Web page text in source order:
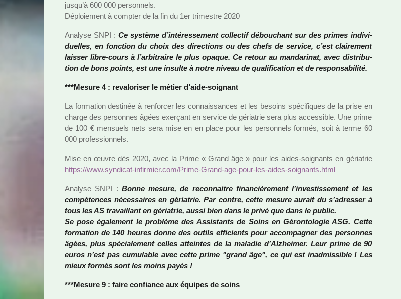
jusqu’à 600 000 per­son­nels.
Déploiement à comp­ter de la fin du 1er tri­mes­tre 2020
Analyse SNPI :Ce sys­tème d’inté­res­se­ment col­lec­tif débou­chant sur des primes indi­vi­
duel­les, en fonc­tion du choix des direc­tions ou des chefs de ser­vice, c’est clai­re­ment
lais­ser libre-cours à l’arbi­traire le plus opaque. Ce retour au man­da­ri­nat, avec dis­tri­bu­
tion de bons points, est une insulte à notre niveau de qua­li­fi­ca­tion et de res­pon­sa­bi­lité.
***Mesure 4 : reva­lo­ri­ser le métier d’aide-soi­gnant
La for­ma­tion des­ti­née à ren­for­cer les connais­san­ces et les besoins spé­ci­fi­ques de la prise en
charge des per­son­nes âgées exer­çant en ser­vice de géria­trie sera plus acces­si­ble. Une prime
de 100 € men­suels nets sera mise en en place pour les per­son­nels formés, soit à terme 60
000 pro­fes­sion­nels.
Mise en œuvre dès 2020, avec la Prime « Grand âge » pour les aides-soi­gnants en géria­trie
https://www.syn­di­cat-infir­mier.com/Prime-Grand-age-pour-les-aides-soi­gnants.html
Analyse SNPI : Bonne mesure, de reconnai­tre finan­ciè­re­ment l’inves­tis­se­ment et les
com­pé­ten­ces néces­sai­res en géria­trie. Par contre, cette mesure aurait du s’adres­ser à
tous les AS tra­vaillant en géria­trie, aussi bien dans le privé que dans le public.
Se pose également le pro­blème des Assistants de Soins en Gérontologie ASG. Cette
for­ma­tion de 140 heures donne des outils effi­cients pour accom­pa­gner des per­son­nes
âgées, plus spé­cia­le­ment celles attein­tes de la mala­die d’Alzheimer. Leur prime de 90
euros n’est pas cumu­la­ble avec cette prime "grand âge", ce qui est inad­mis­si­ble ! Les
mieux formés sont les moins payés !
***Mesure 9 : faire confiance aux équipes de soins